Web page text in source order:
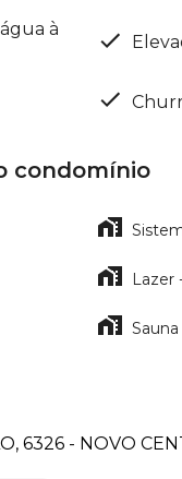
à
condomínio
Lazer
Sauna
6326 - NOVO